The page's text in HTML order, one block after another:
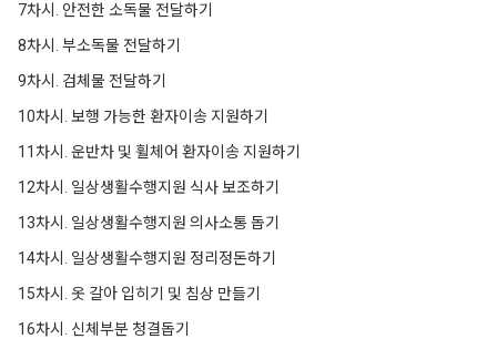
7차시. 안전한 소독물 전달하기
8차시. 부소독물 전달하기
9차시. 검체물 전달하기
10차시. 보행 가능한 환자이송 지원하기
11차시. 운반차 및 휠체어 환자이송 지원하기
12차시. 일상생활수행지원 식사 보조하기
13차시. 일상생활수행지원 의사소통 돕기
14차시. 일상생활수행지원 정리정돈하기
15차시. 옷 갈아 입히기 및 침상 만들기
16차시. 신체부분 청결돕기